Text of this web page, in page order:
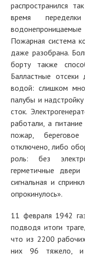
распространился
время
водонепроницаемые
Пожарная система
даже разобрана.
борту также
Балластные
водой: слишком
палубы и
сток.
работали, а
пожар,
отключено, либо
роль: без
герметичные
сигнальная и
опрокинулось».
11 февраля 1942
подводя итоги
что из 2200
них 96 тяжело, и